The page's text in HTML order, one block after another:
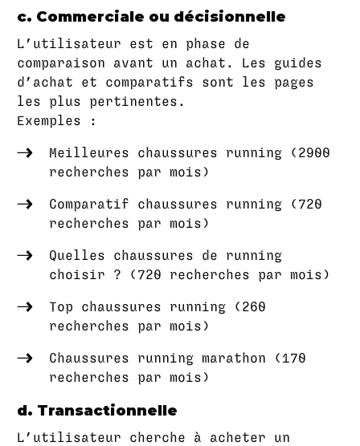
c. Commerciale ou décisionnelle
L’utilisateur est en phase de
comparaison avant un achat. Les guides
d’achat et comparatifs sont les pages
les plus pertinentes.
Exemples :
Meilleures chaussures running (2900
recherches par mois)
Comparatif chaussures running (720
recherches par mois)
Quelles chaussures de running
choisir ? (720 recherches par mois)
Top chaussures running (260
recherches par mois)
Chaussures running marathon (170
recherches par mois)
d. Transactionnelle
L’utilisateur cherche à acheter un